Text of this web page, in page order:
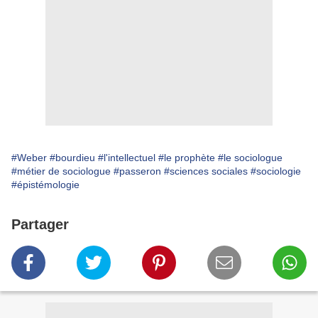
#Weber #bourdieu #l'intellectuel #le prophète #le sociologue
#métier de sociologue #passeron #sciences sociales #sociologie
#épistémologie
Partager